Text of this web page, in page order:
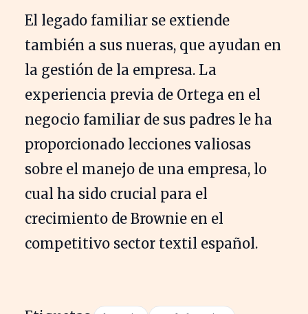
El legado familiar se extiende
también a sus nueras, que ayudan en
la gestión de la empresa. La
experiencia previa de Ortega en el
negocio familiar de sus padres le ha
proporcionado lecciones valiosas
sobre el manejo de una empresa, lo
cual ha sido crucial para el
crecimiento de Brownie en el
competitivo sector textil español.